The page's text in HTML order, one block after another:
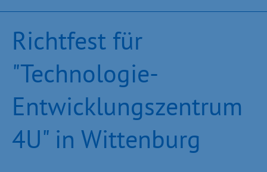
Richtfest für
"Technologie-
Entwicklungszentrum
4U" in Wittenburg